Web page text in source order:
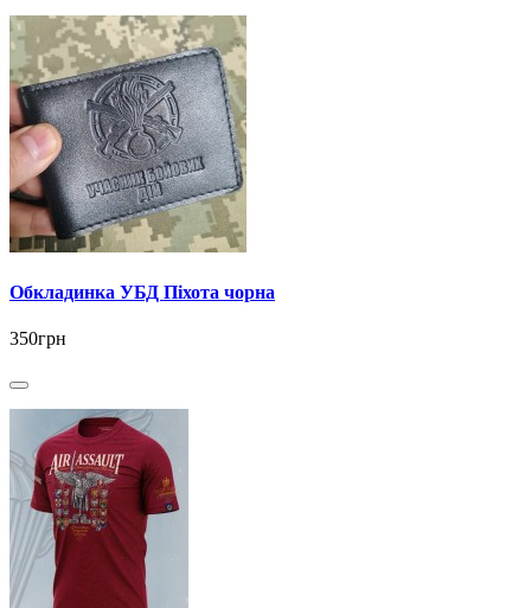
Обкладинка УБД Піхота чорна
350грн